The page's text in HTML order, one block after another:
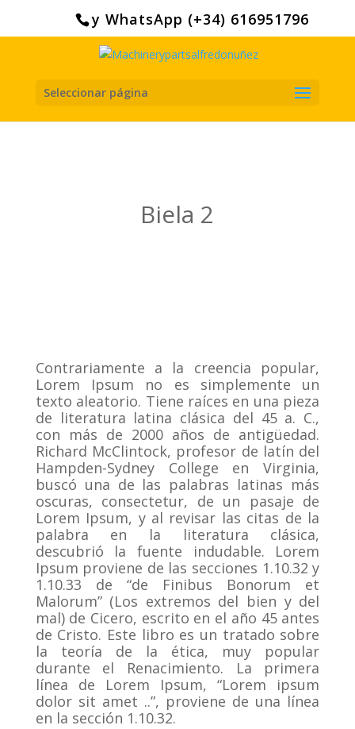
y WhatsApp (+34) 616951796
Seleccionar página
Biela 2
Contrariamente a la creencia popular,
Lorem Ipsum no es simplemente un
texto aleatorio. Tiene raíces en una pieza
de literatura latina clásica del 45 a. C.,
con más de 2000 años de antigüedad.
Richard McClintock, profesor de latín del
Hampden-Sydney College en Virginia,
buscó una de las palabras latinas más
oscuras, consectetur, de un pasaje de
Lorem Ipsum, y al revisar las citas de la
palabra en la literatura clásica,
descubrió la fuente indudable.
Lorem
Ipsum proviene de las secciones 1.10.32 y
1.10.33 de “de Finibus Bonorum et
Malorum” (Los extremos del bien y del
mal) de Cicero, escrito en el año 45 antes
de Cristo. Este libro es un tratado sobre
la teoría de la ética, muy popular
durante el Renacimiento.
La primera
línea de Lorem Ipsum, “Lorem ipsum
dolor sit amet ..”, proviene de una línea
en la sección 1.10.32.